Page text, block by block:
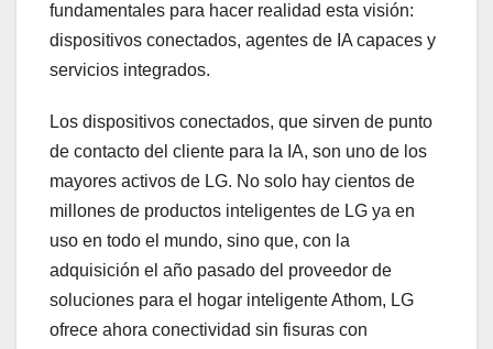
fundamentales para hacer realidad esta visión:
dispositivos conectados, agentes de IA capaces y
servicios integrados.
Los dispositivos conectados, que sirven de punto
de contacto del cliente para la IA, son uno de los
mayores activos de LG. No solo hay cientos de
millones de productos inteligentes de LG ya en
uso en todo el mundo, sino que, con la
adquisición el año pasado del proveedor de
soluciones para el hogar inteligente Athom, LG
ofrece ahora conectividad sin fisuras con